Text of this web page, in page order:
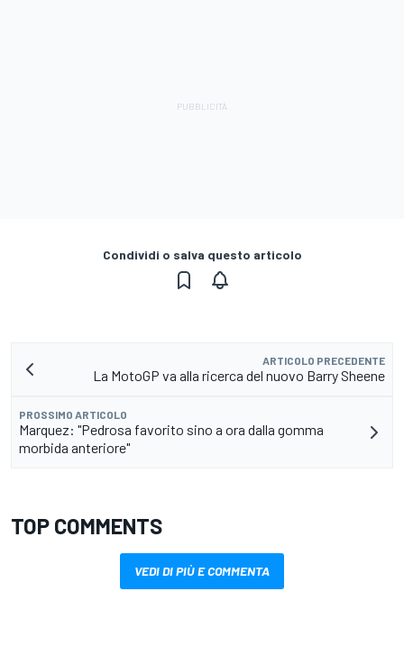
Condividi o salva questo articolo
ARTICOLO PRECEDENTE
La MotoGP va alla ricerca del nuovo Barry Sheene
PROSSIMO ARTICOLO
Marquez: "Pedrosa favorito sino a ora dalla gomma
morbida anteriore"
TOP COMMENTS
VEDI DI PIÙ E COMMENTA